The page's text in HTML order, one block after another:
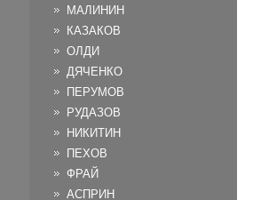
МАЛИНИН
КАЗАКОВ
ОЛДИ
ДЯЧЕНКО
ПЕРУМОВ
РУДАЗОВ
НИКИТИН
ПЕХОВ
ФРАЙ
АСПРИН